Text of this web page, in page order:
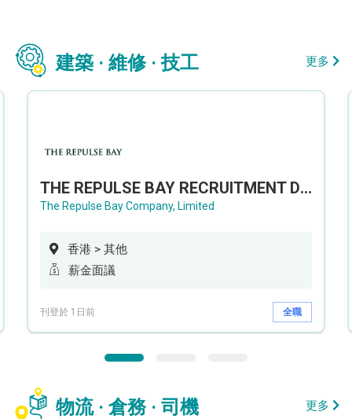
建築 · 維修 · 技工 更多
THE REPULSE BAY RECRUITMENT DAY 淺水灣影灣園人才招聘會
The Repulse Bay Company, Limited
香港 > 其他
薪金面議
刊登於 1日前 全職
物流 · 倉務 · 司機 更多